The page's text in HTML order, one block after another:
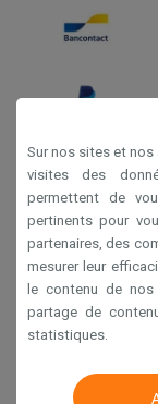
Krëfel NV -
Sur nos sites et
visites des
permettent de
pertinents pour
partenaires, des
mesurer leur
le contenu de
partage de
statistiques.